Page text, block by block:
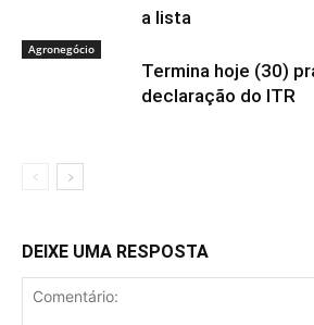
a lista
Agronegócio
Termina hoje (30)
declaração do ITR
DEIXE UMA RESPOSTA